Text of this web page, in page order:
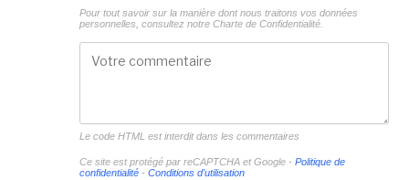
Pour tout savoir sur la manière dont nous traitons vos données
personnelles, consultez notre Charte de Confidentialité.
Le code HTML est interdit dans les commentaires
Ce site est protégé par reCAPTCHA et Google - Politique de
confidentialité- Conditions d'utilisation